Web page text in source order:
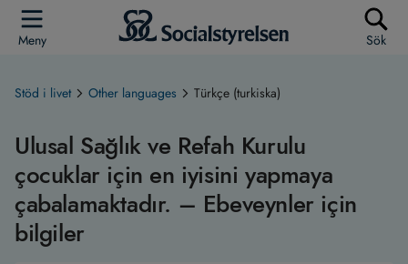
Meny Sök
Stöd i livet Other languages Türkçe (turkiska)
Ulusal Sağlık ve Refah Kurulu
çocuklar için en iyisini yapmaya
çabalamaktadır. – Ebeveynler için
bilgiler